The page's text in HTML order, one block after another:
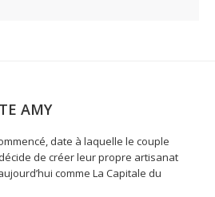
AMY
date à laquelle le couple
de créer leur propre artisanat
comme La Capitale du